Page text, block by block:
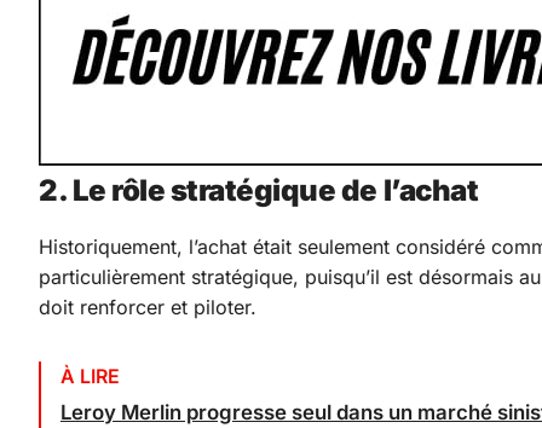
2. Le rôle stratégique de l’achat
Historiquement, l’achat était seulement considéré
particulièrement stratégique, puisqu’il est désormais
doit renforcer et piloter.
À LIRE
Leroy Merlin progresse seul dans un marché